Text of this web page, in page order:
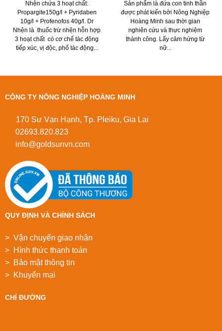
Nhện chứa 3 hoạt chất:
Propargite150g/l + Pyridaben
10g/l + Profenofos 40g/l. Dr
Nhện là thuốc trừ nhện hỗn hợp
3 hoạt chất có cơ chế tác động
tiếp xúc, vị độc, phổ tác động...
Sản phẩm là đứa con tinh thần
được phát kiến bởi Nông Nghiệp
Hoàng Minh sau thời gian
nghiên cứu và thực nghiệm
thành công. Lấy cảm hứng từ
nữ...
CÔNG TY NÔNG NGHIỆP HOÀNG MINH
170 Sư Vạn Hạnh, Tp. Pleiku, Gia Lai
02693.820.823
info@goldsunvn.com
QUY ĐỊNH VÀ CHÍNH SÁCH
> Vận chuyển giao nhận
> Hình thức thanh toán
> Bảo mật thông tin
> Khuyển mại
CHỈ ĐƯỜNG